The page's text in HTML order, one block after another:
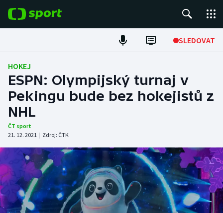
SLEDOVAT
ME v atletice
ME v plavání
Fotbal
Hokej
Tenis
DALŠÍ SPORTY
Americký fotbal
NEPŘEHLÉDNĚTE
HOKEJ
ESPN: Olympijský turnaj v
Pekingu bude bez hokejistů z
NHL
ČT sport
21. 12. 2021 | Zdroj: ČTK